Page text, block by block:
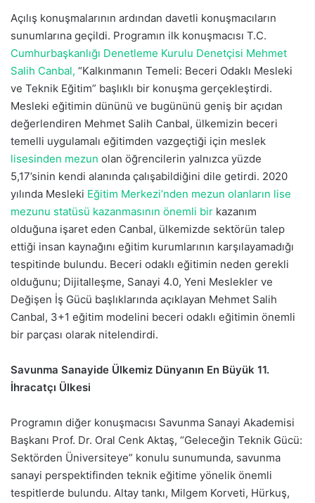
Açılış konuşmalarının ardından davetli konuşmacıların
sunumlarına geçildi. Programın ilk konuşmacısı T.C.
Cumhurbaşkanlığı Denetleme Kurulu Denetçisi Mehmet
Salih Canbal, “Kalkınmanın Temeli: Beceri Odaklı Mesleki
ve Teknik Eğitim” başlıklı bir konuşma gerçekleştirdi.
Mesleki eğitimin dününü ve bugününü geniş bir açıdan
değerlendiren Mehmet Salih Canbal, ülkemizin beceri
temelli uygulamalı eğitimden vazgeçtiği için meslek
lisesinden mezun olan öğrencilerin yalnızca yüzde
5,17’sinin kendi alanında çalışabildiğini dile getirdi. 2020
yılında Mesleki Eğitim Merkezi’nden mezun olanların lise
mezunu statüsü kazanmasının önemli bir kazanım
olduğuna işaret eden Canbal, ülkemizde sektörün talep
ettiği insan kaynağını eğitim kurumlarının karşılayamadığı
tespitinde bulundu. Beceri odaklı eğitimin neden gerekli
olduğunu; Dijitalleşme, Sanayi 4.0, Yeni Meslekler ve
Değişen İş Gücü başlıklarında açıklayan Mehmet Salih
Canbal, 3+1 eğitim modelini beceri odaklı eğitimin önemli
bir parçası olarak nitelendirdi.
Savunma Sanayide Ülkemiz Dünyanın En Büyük 11.
İhracatçı Ülkesi
Programın diğer konuşmacısı Savunma Sanayi Akademisi
Başkanı Prof. Dr. Oral Cenk Aktaş, “Geleceğin Teknik Gücü:
Sektörden Üniversiteye” konulu sunumunda, savunma
sanayi perspektifinden teknik eğitime yönelik önemli
tespitlerde bulundu. Altay tankı, Milgem Korveti, Hürkuş,